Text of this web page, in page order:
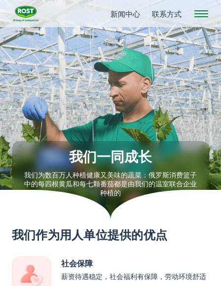
新闻中心 联系方式
我们一同成长
我们为数百万人种植健康又美味的蔬菜：俄罗斯消费篮子
中的每四根黄瓜和每七颗番茄都是由我们的温室联合企业
种植的
我们作为用人单位提供的优点
社会保障
薪资待遇稳定，社会福利有保障，劳动环境舒适